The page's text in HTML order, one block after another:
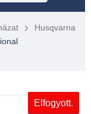
Husqvarna
Elfogyott.